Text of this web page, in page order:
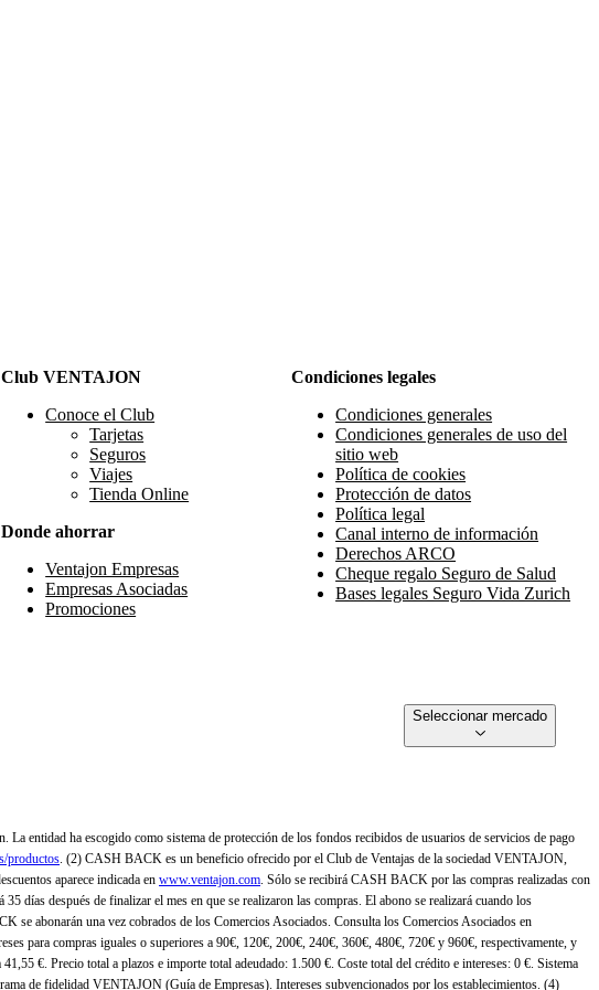
Club VENTAJON
Conoce el Club
Tarjetas
Seguros
Viajes
Tienda Online
Donde ahorrar
Ventajon Empresas
Empresas Asociadas
Promociones
Condiciones legales
Condiciones generales
Condiciones generales de uso del
sitio web
Política de cookies
Protección de datos
Política legal
Canal interno de información
Derechos ARCO
Cheque regalo Seguro de Salud
Bases legales Seguro Vida Zurich
Seleccionar mercado
entidad ha escogido como sistema de protección de los fondos recibidos de usuarios de servicios de pago
productos. (2) CASH BACK es un beneficio ofrecido por el Club de Ventajas de la sociedad VENTAJON,
aparece indicada en www.ventajon.com. Sólo se recibirá CASH BACK por las compras realizadas con
después de finalizar el mes en que se realizaron las compras. El abono se realizará cuando los
abonarán una vez cobrados de los Comercios Asociados. Consulta los Comercios Asociados en
para compras iguales o superiores a 90€, 120€, 200€, 240€, 360€, 480€, 720€ y 960€, respectivamente, y
€. Precio total a plazos e importe total adeudado: 1.500 €. Coste total del crédito e intereses: 0 €. Sistema
de fidelidad VENTAJON (Guía de Empresas). Intereses subvencionados por los establecimientos. (4)